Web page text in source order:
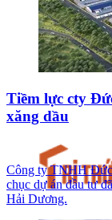
Tiềm lực cty
xăng dầu
Công ty TNHH Đức
chục dự án đầu tư
Hải Dương.